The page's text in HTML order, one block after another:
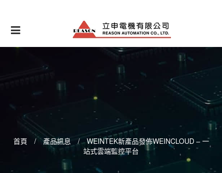
content
首頁 / 產品訊息 /
WEINTEK新產品發佈WEINCLOUD – 一
站式雲端監控平台